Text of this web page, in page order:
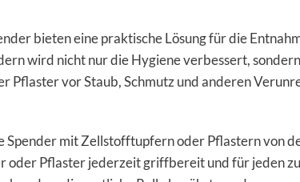
bieten eine praktische Lösung für die
wird nicht nur die Hygiene verbessert,
Pflaster vor Staub, Schmutz und anderen
Spender mit Zellstofftupfern oder Pflastern von
oder Pflaster jederzeit griffbereit und für jeden